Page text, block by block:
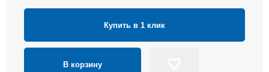
Купить в 1 клик
В корзину